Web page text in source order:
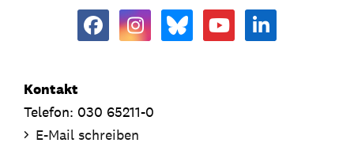
Kontakt
Telefon: 030 65211-0
E-Mail schreiben